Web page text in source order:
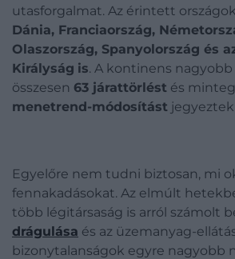
utasforgalmat. Az érintett
Dánia, Franciaország,
Olaszország, Spanyolország és
Királyság is. A kontinens
összesen 63 járattörlést és
menetrend-módosítást jegyeztek
Egyelőre nem tudni biztosan, mi
fennakadásokat. Az elmúlt
több légitársaság is arról számolt
drágulása és az üzemanyag-
bizonytalanságok egyre nagyobb